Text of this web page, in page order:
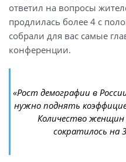
ответил на вопросы
продлилась более 4 с
собрали для вас самые
конференции.
«Рост демографии в
нужно поднять
Количество
сократилось на